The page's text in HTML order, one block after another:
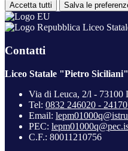
Accetta tutti Salva le
Liceo
Contatti
Liceo Statale "Pietro Siciliani"
Via di Leuca, 2/l - 73100
Tel: 0832 246020 -
Email:
PEC:
C.F.: 80011210756